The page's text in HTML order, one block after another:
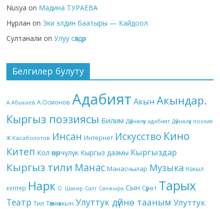
Nusya on Мадина ТУРАЕВА
Нұрлан on Эки элдин баатыры — Кайдоол
Султанали onУлуу сөздөр
Белгилер булуту
А.Абыкаев А.Осмонов Адабият Акын Акындар.
Кыргыз поэзиясы Билим Дүйнөлүк адабият Дүйнөлүк поэзия
Ж.Касаболотов Инсан Интернет Искусство Кино
Китеп Кол өнөрчүлүк Кыргыз даамы Кыргыздар
Кыргыз тили Манас Манасчылар Музыка Накыл
кептер Нарк О. Шакир Салт Санжыра Сын Сүрөт Тарых
Театр Тил Төкмө акын Улуттук дүйнө тааным Улуттук